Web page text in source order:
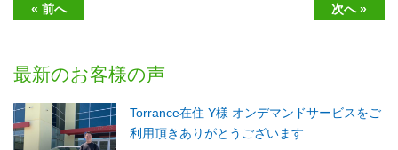
« 前へ 次へ »
最新のお客様の声
Torrance在住 Y様 オンデマンドサービスをご
利用頂きありがとうございます